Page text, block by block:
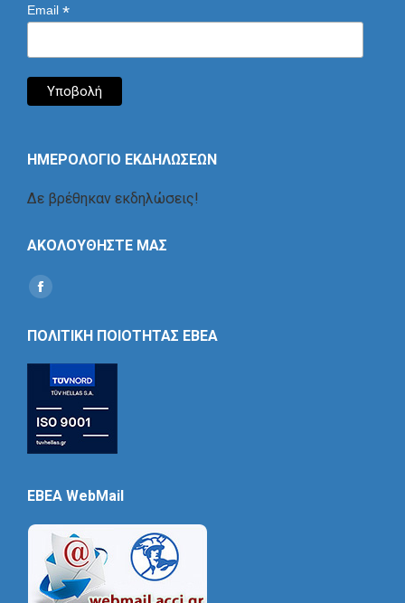
Email *
ΗΜΕΡΟΛΟΓΙΟ ΕΚΔΗΛΩΣΕΩΝ
Δε βρέθηκαν εκδηλώσεις!
ΑΚΟΛΟΥΘΗΣΤΕ ΜΑΣ
Find us on:
Social
ΠΟΛΙΤΙΚΗ ΠΟΙΟΤΗΤΑΣ ΕΒΕΑ
EBEA WebMail